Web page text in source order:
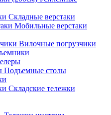
Складные верстаки
Мобильные верстаки
Вилочные погрузчики
Подъемные столы
Складские тележки